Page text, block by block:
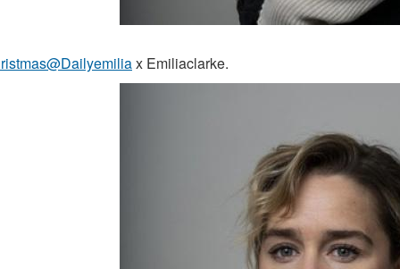
x Emiliaclarke.